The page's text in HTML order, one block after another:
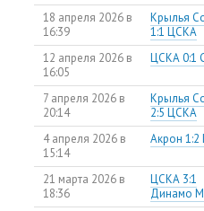
18 апреля 2026 в
16:39
Крылья
1:1 ЦСКА
12 апреля 2026 в
16:05
ЦСКА 0:1
7 апреля 2026 в
20:14
Крылья
2:5 ЦСКА
4 апреля 2026 в
15:14
Акрон
21 марта 2026 в
18:36
ЦСКА 3:1
Динамо